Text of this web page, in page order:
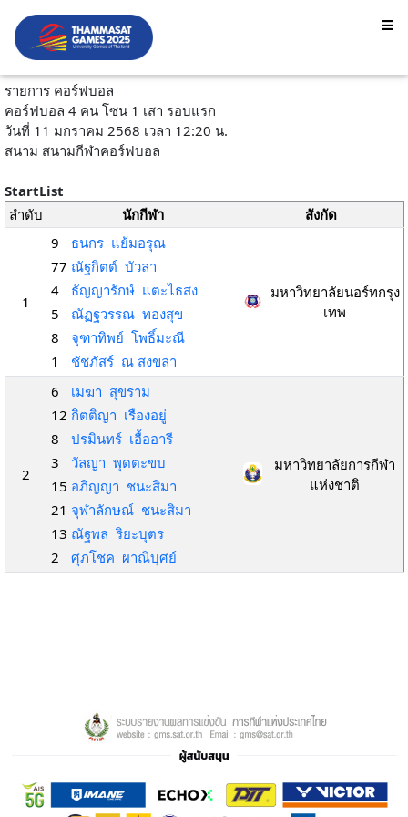
รายการ คอร์ฟบอล
คอร์ฟบอล 4 คน โซน 1 เสา รอบแรก
วันที่ 11 มกราคม 2568 เวลา 12:20 น.
สนาม สนามกีฬาคอร์ฟบอล
StartList
ลำดับ
นักกีฬา สังกัด
1
9
ธนกร แย้มอรุณ
77 ณัฐกิตต์ บัวลา
4
ธัญญารักษ์ แตะไธสง
5
ณัฏฐวรรณ ทองสุข
8
จุฑาทิพย์ โพธิ์มะณี
1
ชัชภัสร์ ณ สงขลา
มหาวิทยาลัยนอร์ทกรุง
เทพ
2
6
เมฆา สุขราม
12 กิตติญา เรืองอยู่
8
ปรมินทร์ เอื้ออารี
3
วัลญา พุดตะขบ
15 อภิญญา ชนะสิมา
21 จุฬาลักษณ์ ชนะสิมา
13 ณัฐพล ริยะบุตร
2
ศุภโชค ผาณิบุศย์
มหาวิทยาลัยการกีฬา
แห่งชาติ